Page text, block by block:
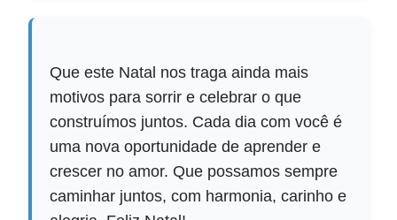
Que este Natal nos traga ainda mais
motivos para sorrir e celebrar o que
construímos juntos. Cada dia com você é
uma nova oportunidade de aprender e
crescer no amor. Que possamos sempre
caminhar juntos, com harmonia, carinho e